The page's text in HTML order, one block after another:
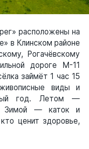
расположены на
в Клинском районе
Рогачёвскому
дороге М-11
займёт 1 час 15
виды и
год. Летом —
Зимой — каток и
ценит здоровье,